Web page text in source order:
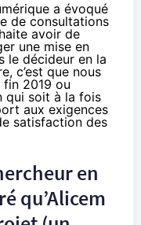
a évoqué
de consultations
avoir de
une mise en
le décideur en la
c’est que nous
2019 ou
qui soit à la fois
aux exigences
satisfaction des
en
qu’Alicem